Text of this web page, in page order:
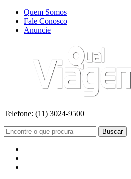
Quem Somos
Fale Conosco
Anuncie
Telefone: (11) 3024-9500
Buscar